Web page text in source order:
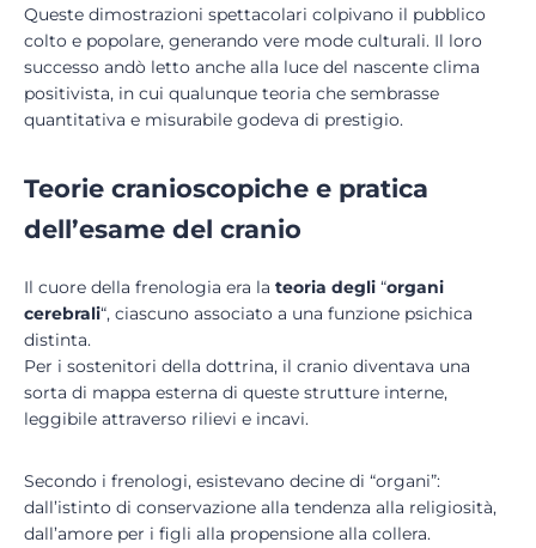
Queste dimostrazioni spettacolari colpivano il pubblico
colto e popolare, generando vere mode culturali. Il loro
successo andò letto anche alla luce del nascente clima
positivista, in cui qualunque teoria che sembrasse
quantitativa e misurabile godeva di prestigio.
Teorie cranioscopiche e pratica
dell’esame del cranio
Il cuore della frenologia era la teoria degli “organi
cerebrali“, ciascuno associato a una funzione psichica
distinta.
Per i sostenitori della dottrina, il cranio diventava una
sorta di mappa esterna di queste strutture interne,
leggibile attraverso rilievi e incavi.
Secondo i frenologi, esistevano decine di “organi”:
dall’istinto di conservazione alla tendenza alla religiosità,
dall’amore per i figli alla propensione alla collera.